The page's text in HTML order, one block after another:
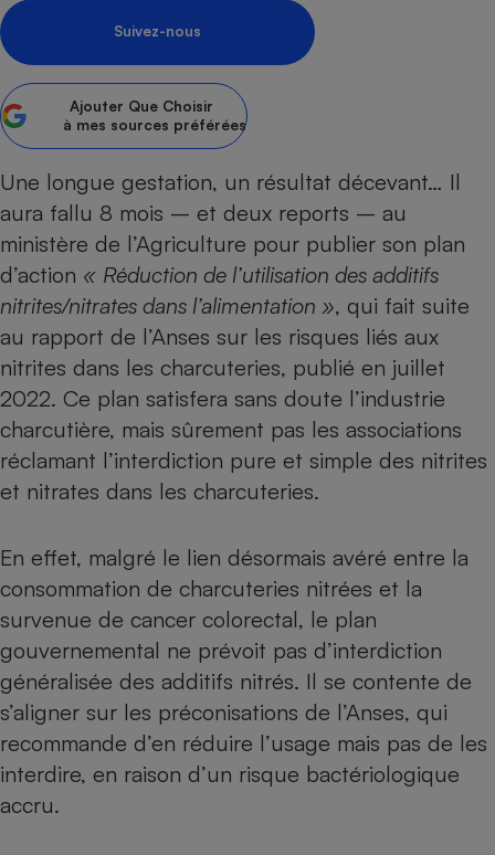
Suivez-nous
Ajouter Que Choisir
à mes sources préférées
Une longue gestation, un résultat décevant… Il
aura fallu 8 mois – et deux reports – au
ministère de l’Agriculture pour publier son plan
d’action « Réduction de l’utilisation des additifs
nitrites/nitrates dans l’alimentation », qui fait suite
au rapport de l’Anses sur les risques liés aux
nitrites dans les charcuteries, publié en juillet
2022. Ce plan satisfera sans doute l’industrie
charcutière, mais sûrement pas les associations
réclamant l’interdiction pure et simple des nitrites
et nitrates dans les charcuteries.
En effet, malgré le lien désormais avéré entre la
consommation de charcuteries nitrées et la
survenue de cancer colorectal, le plan
gouvernemental ne prévoit pas d’interdiction
généralisée des additifs nitrés. Il se contente de
s’aligner sur les préconisations de l’Anses, qui
recommande d’en réduire l’usage mais pas de les
interdire, en raison d’un risque bactériologique
accru.
bouteille
Banque
Petit électroménager -
Lave-linge
Plaque de cuisson à
induction
Climatiseur -
Téléviseur
Antivirus
Matelas
Radiateur électrique
Climatiseur -
Ventilateur
Antimoustique